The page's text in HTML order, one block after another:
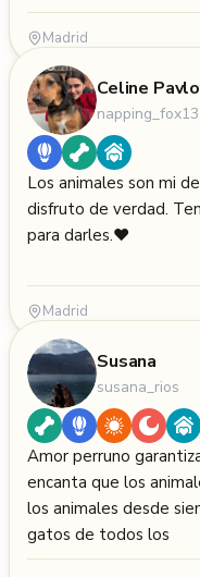
Madrid
Celine
Los animales son mi
disfruto de verdad.
para darles.❤️
Madrid
Susana
susana_rios
Amor perruno garantizado,
encanta que los
los animales desde
gatos de todos los